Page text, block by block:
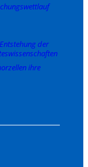
der
ihre